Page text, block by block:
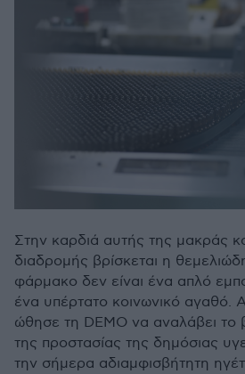
Στην καρδιά αυτής της μακράς
διαδρομής βρίσκεται η
φάρμακο δεν είναι ένα απλό
ένα υπέρτατο κοινωνικό αγαθό.
ώθησε τη DEMO να αναλάβει το
της προστασίας της δημόσιας
την σήμερα αδιαμφισβήτητη